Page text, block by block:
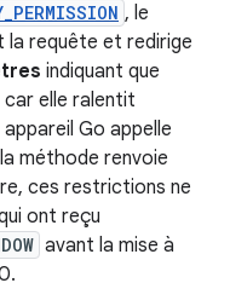
, le
requête et redirige
indiquant que
elle ralentit
Go appelle
méthode renvoie
ces restrictions ne
ont reçu
avant la mise à